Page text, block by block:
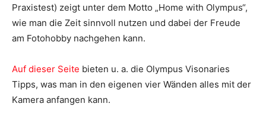
Praxistest) zeigt unter dem Motto „Home with Olympus“,
wie man die Zeit sinnvoll nutzen und dabei der Freude
am Fotohobby nachgehen kann.
Auf dieser Seite bieten u. a. die Olympus Visonaries
Tipps, was man in den eigenen vier Wänden alles mit der
Kamera anfangen kann.